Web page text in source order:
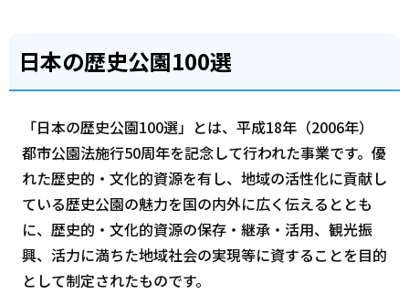
日本の歴史公園100選
「日本の歴史公園100選」とは、平成18年（2006年）
都市公園法施行50周年を記念して行われた事業です。優
れた歴史的・文化的資源を有し、地域の活性化に貢献し
ている歴史公園の魅力を国の内外に広く伝えるととも
に、歴史的・文化的資源の保存・継承・活用、観光振
興、活力に満ちた地域社会の実現等に資することを目的
として制定されたものです。